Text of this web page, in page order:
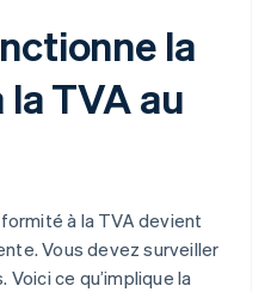
la
TVA au
à la TVA devient
Vous devez surveiller
ce qu’implique la